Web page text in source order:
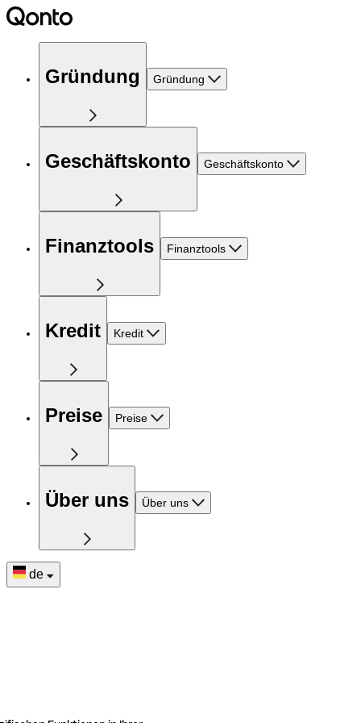
Gründung Gründung
Geschäftskonto Geschäftskonto
Finanztools Finanztools
Kredit Kredit
Preise Preise
Über uns Über uns
de